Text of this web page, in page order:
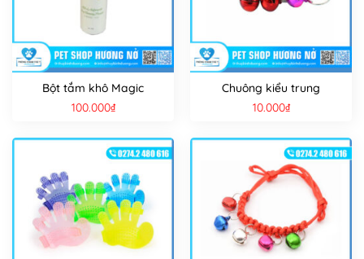
Bột tắm khô Magic
100.000₫
Chuông kiểu trung
10.000₫